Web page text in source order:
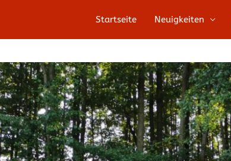
Startseite Neuigkeiten